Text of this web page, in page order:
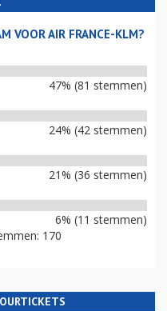
VOOR AIR FRANCE-KLM?
47% (81 stemmen)
24% (42 stemmen)
21% (36 stemmen)
6% (11 stemmen)
170